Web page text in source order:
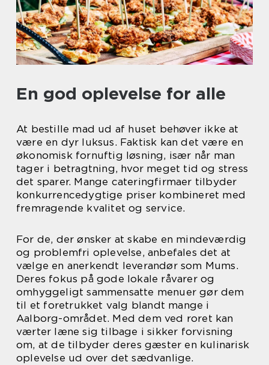
En god oplevelse for alle
At bestille mad ud af huset behøver ikke at
være en dyr luksus. Faktisk kan det være en
økonomisk fornuftig løsning, især når man
tager i betragtning, hvor meget tid og stress
det sparer. Mange cateringfirmaer tilbyder
konkurrencedygtige priser kombineret med
fremragende kvalitet og service.
For de, der ønsker at skabe en mindeværdig
og problemfri oplevelse, anbefales det at
vælge en anerkendt leverandør som Mums.
Deres fokus på gode lokale råvarer og
omhyggeligt sammensatte menuer gør dem
til et foretrukket valg blandt mange i
Aalborg-området. Med dem ved roret kan
værter læne sig tilbage i sikker forvisning
om, at de tilbyder deres gæster en kulinarisk
oplevelse ud over det sædvanlige.